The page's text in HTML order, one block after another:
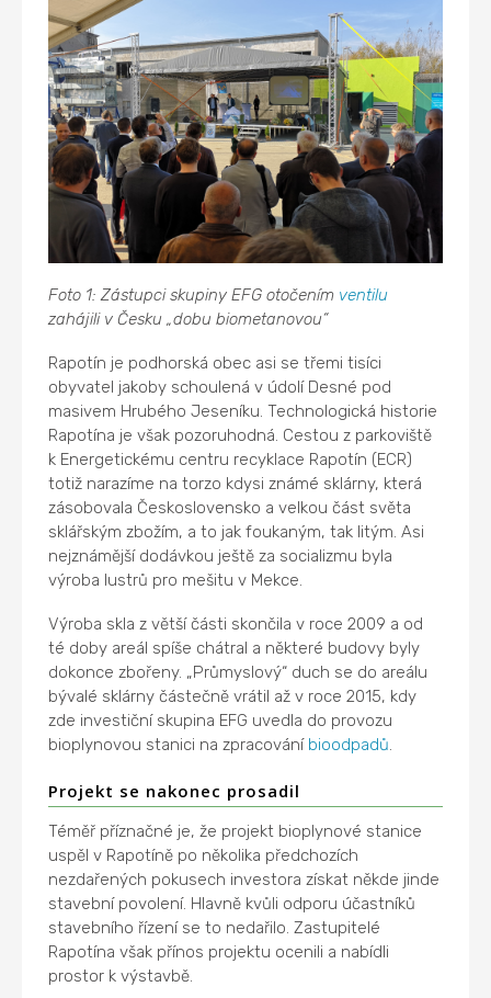
Foto 1: Zástupci skupiny EFG otočením ventilu
zahájili v Česku „dobu biometanovou“
Rapotín je podhorská obec asi se třemi tisíci
obyvatel jakoby schoulená v údolí Desné pod
masivem Hrubého Jeseníku. Technologická historie
Rapotína je však pozoruhodná. Cestou z parkoviště
k Energetickému centru recyklace Rapotín (ECR)
totiž narazíme na torzo kdysi známé sklárny, která
zásobovala Československo a velkou část světa
sklářským zbožím, a to jak foukaným, tak litým. Asi
nejznámější dodávkou ještě za socializmu byla
výroba lustrů pro mešitu v Mekce.
Výroba skla z větší části skončila v roce 2009 a od
té doby areál spíše chátral a některé budovy byly
dokonce zbořeny. „Průmyslový“ duch se do areálu
bývalé sklárny částečně vrátil až v roce 2015, kdy
zde investiční skupina EFG uvedla do provozu
bioplynovou stanici na zpracování bioodpadů.
Projekt se nakonec prosadil
Téměř příznačné je, že projekt bioplynové stanice
uspěl v Rapotíně po několika předchozích
nezdařených pokusech investora získat někde jinde
stavební povolení. Hlavně kvůli odporu účastníků
stavebního řízení se to nedařilo. Zastupitelé
Rapotína však přínos projektu ocenili a nabídli
prostor k výstavbě.